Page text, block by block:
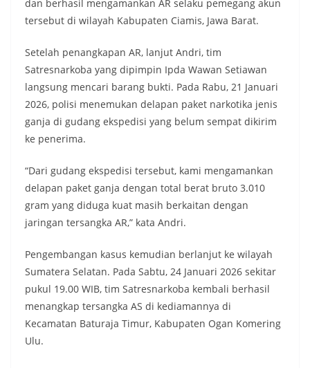
dan berhasil mengamankan AR selaku pemegang akun
tersebut di wilayah Kabupaten Ciamis, Jawa Barat.
Setelah penangkapan AR, lanjut Andri, tim
Satresnarkoba yang dipimpin Ipda Wawan Setiawan
langsung mencari barang bukti. Pada Rabu, 21 Januari
2026, polisi menemukan delapan paket narkotika jenis
ganja di gudang ekspedisi yang belum sempat dikirim
ke penerima.
“Dari gudang ekspedisi tersebut, kami mengamankan
delapan paket ganja dengan total berat bruto 3.010
gram yang diduga kuat masih berkaitan dengan
jaringan tersangka AR,” kata Andri.
Pengembangan kasus kemudian berlanjut ke wilayah
Sumatera Selatan. Pada Sabtu, 24 Januari 2026 sekitar
pukul 19.00 WIB, tim Satresnarkoba kembali berhasil
menangkap tersangka AS di kediamannya di
Kecamatan Baturaja Timur, Kabupaten Ogan Komering
Ulu.